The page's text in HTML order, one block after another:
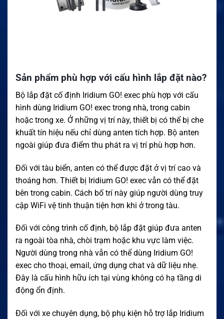
Sản phẩm phù hợp với cấu hình lắp đặt nào?
Bộ lắp đặt cố định Iridium GO! exec phù hợp với cấu
hình dùng Iridium GO! exec trong nhà, trong cabin
hoặc trong xe. Ở những vị trí này, thiết bị có thể bị che
khuất tín hiệu nếu chỉ dùng anten tích hợp. Bộ anten
ngoài giúp đưa điểm thu phát ra vị trí phù hợp hơn.
Đối với tàu biển, anten có thể được đặt ở vị trí cao và
thoáng hơn. Thiết bị Iridium GO! exec vẫn có thể đặt
bên trong cabin. Cách bố trí này giúp người dùng truy
cập WiFi vệ tinh thuận tiện hơn khi ở trong tàu.
Đối với công trình cố định, bộ lắp đặt giúp đưa anten
ra ngoài tòa nhà, chòi trạm hoặc khu vực làm việc.
Người dùng trong nhà vẫn có thể dùng Iridium GO!
exec cho thoại, email, ứng dụng chat và dữ liệu nhẹ.
Đây là cấu hình hữu ích tại vùng không có hạ tầng di
động ổn định.
Đối với xe chuyên dụng, bộ phụ kiện hỗ trợ lắp Iridium